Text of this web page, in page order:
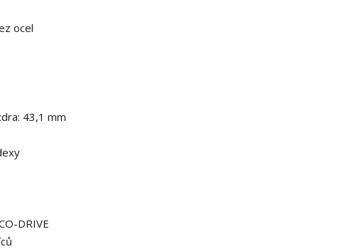
ocel
43,1 mm
DRIVE